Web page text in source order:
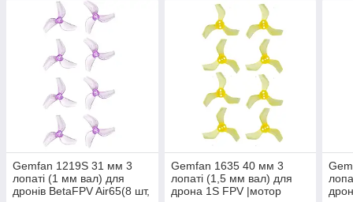
Gemfan 1219S 31 мм 3
лопаті (1 мм вал) для
дронів BetaFPV Air65(8 шт,
Gemfan 1635 40 мм 3
лопаті (1,5 мм вал) для
дрона 1S FPV |мотор